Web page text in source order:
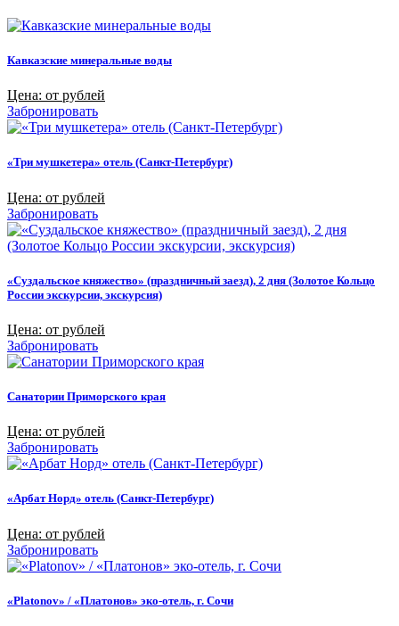
Кавказские минеральные воды
Цена: от рублей
Забронировать
«Три мушкетера» отель (Санкт-Петербург)
Цена: от рублей
Забронировать
«Суздальское княжество» (праздничный заезд), 2 дня (Золотое Кольцо
России экскурсии, экскурсия)
Цена: от рублей
Забронировать
Санатории Приморского края
Цена: от рублей
Забронировать
«Арбат Норд» отель (Санкт-Петербург)
Цена: от рублей
Забронировать
«Platonov» / «Платонов» эко-отель, г. Сочи